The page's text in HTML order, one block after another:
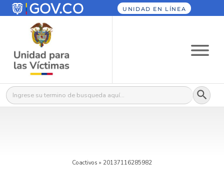
UNIDAD EN LÍNEA
Buscar: Botón
Coactivos » 20137116285982